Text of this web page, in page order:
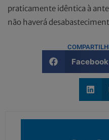
praticamente idêntica à
não haverá
Facebook